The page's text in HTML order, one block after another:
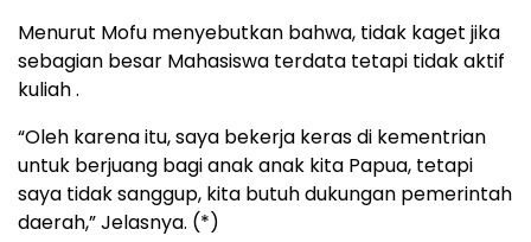
Menurut Mofu menyebutkan bahwa, tidak kaget jika
sebagian besar Mahasiswa terdata tetapi tidak aktif
kuliah .
“Oleh karena itu, saya bekerja keras di kementrian
untuk berjuang bagi anak anak kita Papua, tetapi
saya tidak sanggup, kita butuh dukungan pemerintah
daerah,” Jelasnya. (*)